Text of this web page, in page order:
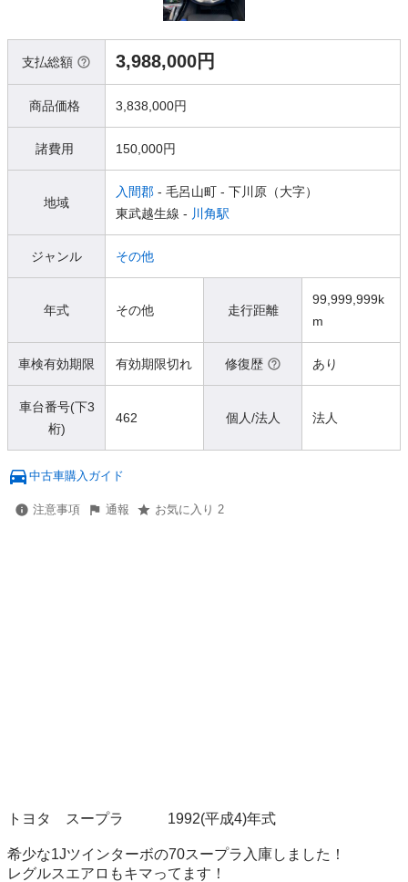
支払総額 3,988,000円
商品価格 3,838,000円
諸費用 150,000円
地域
入間郡 - 毛呂山町 - 下川原（大字）
東武越生線 - 川角駅
ジャンル その他
年式 その他 走行距離
99,999,999k
m
車検有効期限 有効期限切れ 修復歴 あり
車台番号(下3
桁)
462 個人/法人 法人
中古車購入ガイド
注意事項 通報 お気に入り 2
トヨタ　スープラ　　　1992(平成4)年式
希少な1Jツインターボの70スープラ入庫しました！
レグルスエアロもキマってます！